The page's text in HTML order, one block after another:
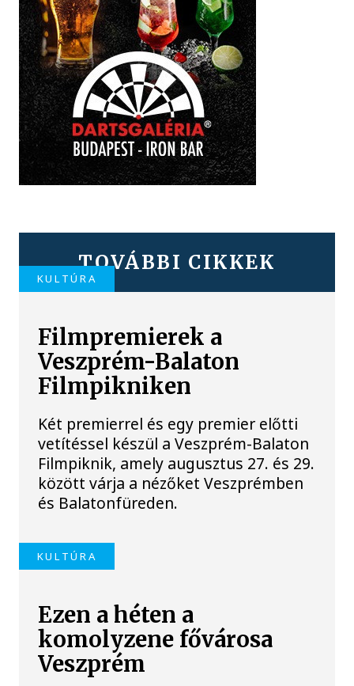
TOVÁBBI CIKKEK
KULTÚRA
Filmpremierek a
Veszprém-Balaton
Filmpikniken
Két premierrel és egy premier előtti
vetítéssel készül a Veszprém-Balaton
Filmpiknik, amely augusztus 27. és 29.
között várja a nézőket Veszprémben
és Balatonfüreden.
KULTÚRA
Ezen a héten a
komolyzene fővárosa
Veszprém